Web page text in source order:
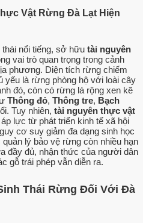
Vật Rừng Đà Lạt Hiện
nổi tiếng, sở hữu tài nguyên
vai trò quan trọng trong cảnh
phương. Diện tích rừng chiếm
yếu là rừng phòng hộ với loài cây
đó, còn có rừng lá rộng xen kẽ
Thông đỏ, Thông tre, Bạch
Tuy nhiên, tài nguyên thực vật
lực từ phát triển kinh tế xã hội
cơ suy giảm đa dạng sinh học
lý bảo vệ rừng còn nhiều hạn
đầy đủ, nhận thức của người dân
gỗ trái phép vẫn diễn ra.
Thái Rừng Đối Với Đà